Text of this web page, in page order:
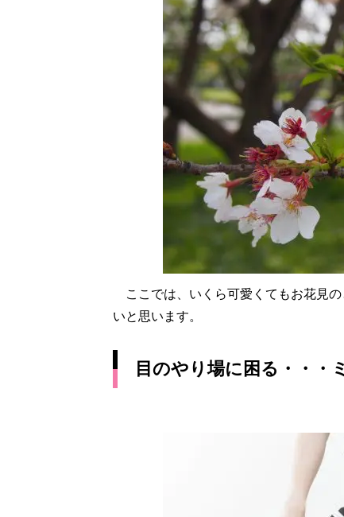
ここでは、いくら可愛くてもお花見
いと思います。
目のやり場に困る・・・